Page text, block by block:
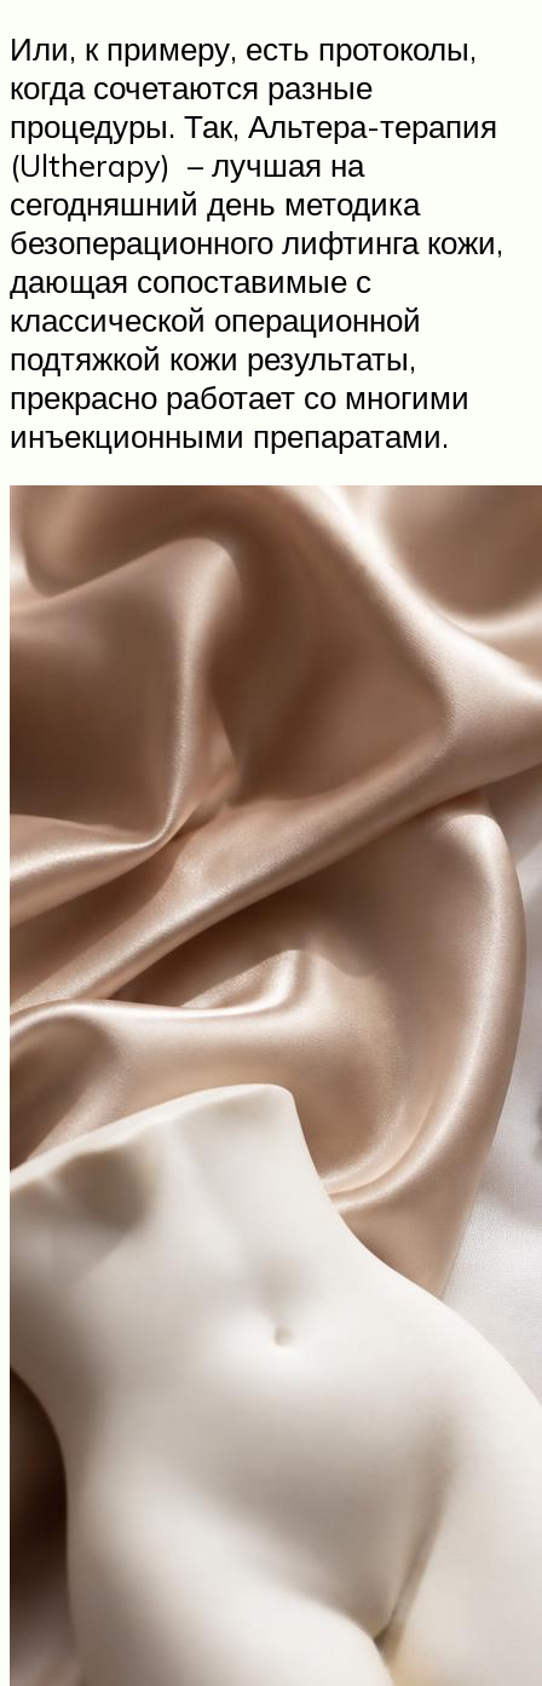
Или, к примеру, есть протоколы,
когда сочетаются разные
процедуры. Так, Альтера-терапия
(Ultherapy) – лучшая на
сегодняшний день методика
безоперационного лифтинга кожи,
дающая сопоставимые с
классической операционной
подтяжкой кожи результаты,
прекрасно работает со многими
инъекционными препаратами.